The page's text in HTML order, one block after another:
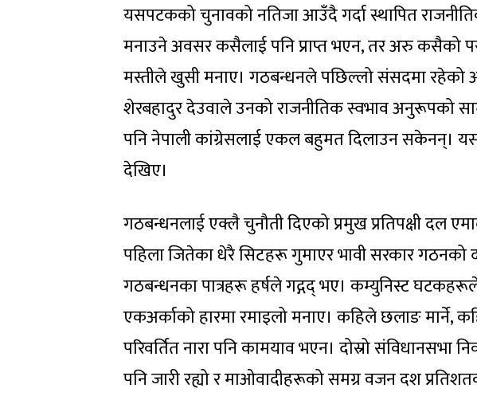
यसपटकको चुनावको नतिजा आउँदै गर्दा स्थापित
मनाउने अवसर कसैलाई पनि प्राप्त भएन, तर अरु कसैको
मस्तीले खुसी मनाए। गठबन्धनले पछिल्लो संसदमा
शेरबहादुर देउवाले उनको राजनीतिक स्वभाव अनुरूपको
पनि नेपाली कांग्रेसलाई एकल बहुमत दिलाउन सकेनन्।
देखिए।
गठबन्धनलाई एक्लै चुनौती दिएको प्रमुख प्रतिपक्षी दल
पहिला जितेका धेरै सिटहरू गुमाएर भावी सरकार गठनको
गठबन्धनका पात्रहरू हर्षले गद्गद् भए। कम्युनिस्ट
एकअर्काको हारमा रमाइलो मनाए। कहिले छलाङ मार्ने,
परिवर्तित नारा पनि कामयाव भएन। दोस्रो संविधानसभा
पनि जारी रह्यो र माओवादीहरूको समग्र वजन दश